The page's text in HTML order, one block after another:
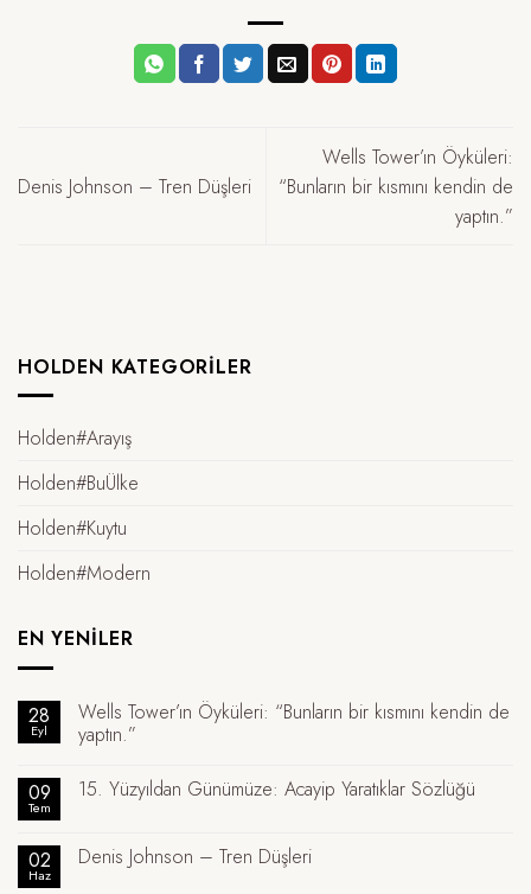
Denis Johnson – Tren Düşleri
Wells Tower’ın Öyküleri:
“Bunların bir kısmını kendin de
yaptın.”
HOLDEN KATEGORILER
Holden#Arayış
Holden#BuÜlke
Holden#Kuytu
Holden#Modern
EN YENILER
28
Eyl
Wells Tower’ın Öyküleri: “Bunların bir kısmını kendin de
yaptın.”
09
Tem
15. Yüzyıldan Günümüze: Acayip Yaratıklar Sözlüğü
02
Haz
Denis Johnson – Tren Düşleri